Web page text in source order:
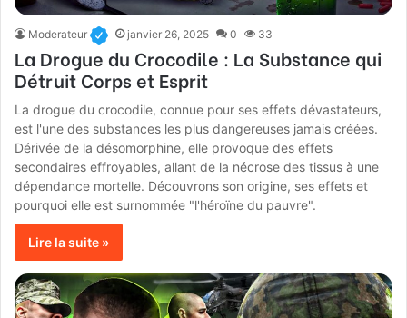
Moderateur janvier 26, 2025 0 33
La Drogue du Crocodile : La Substance qui
Détruit Corps et Esprit
La drogue du crocodile, connue pour ses effets dévastateurs,
est l'une des substances les plus dangereuses jamais créées.
Dérivée de la désomorphine, elle provoque des effets
secondaires effroyables, allant de la nécrose des tissus à une
dépendance mortelle. Découvrons son origine, ses effets et
pourquoi elle est surnommée "l'héroïne du pauvre".
Lire la suite »